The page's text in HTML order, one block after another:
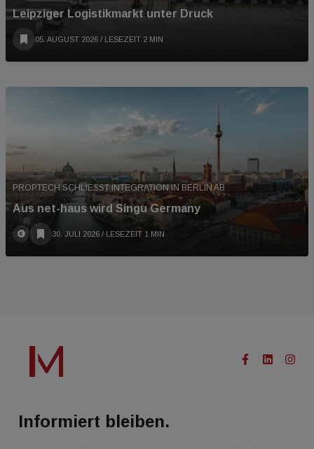
Leipziger Logistikmarkt unter Druck
05. AUGUST 2026 / LESEZEIT 2 MIN
PROPTECH SCHLIESST INTEGRATION IN BERLIN AB
Aus net-haus wird Singu Germany
30. JULI 2026 / LESEZEIT 1 MIN
Informiert bleiben.